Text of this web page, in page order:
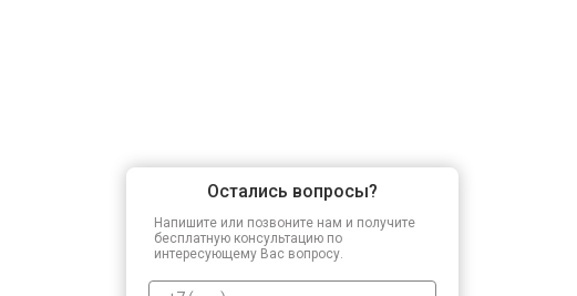
Остались вопросы?
Напишите или позвоните нам и получите
бесплатную консультацию по
интересующему Вас вопросу.